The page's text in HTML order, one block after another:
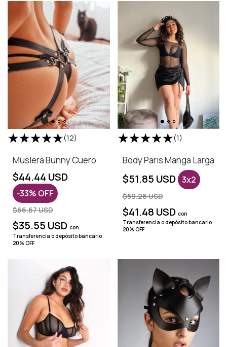
(12)
Muslera Bunny Cuero
$44.44 USD
-33% OFF
$66.67 USD
$35.55 USD con
Transferencia o depósito bancario
20% OFF
(1)
Body Paris Manga Larga
$51.85 USD 3x2
$59.26 USD
$41.48 USD con
Transferencia o depósito bancario
20% OFF